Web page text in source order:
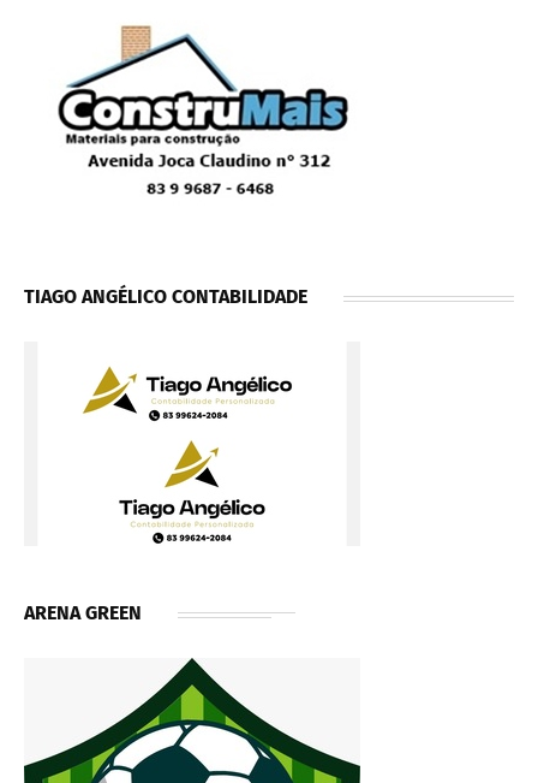
TIAGO ANGÉLICO CONTABILIDADE
ARENA GREEN